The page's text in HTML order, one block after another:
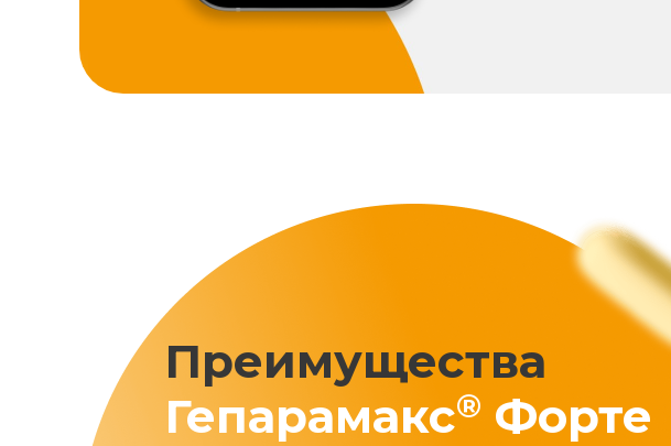
Преимущества
Гепарамакс® Форте